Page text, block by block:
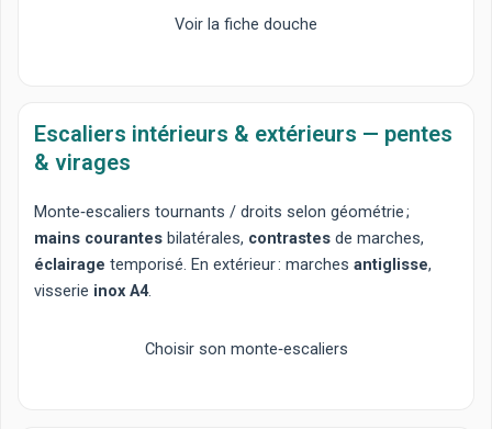
Voir la fiche douche
Escaliers intérieurs & extérieurs — pentes
& virages
Monte‑escaliers tournants /droits selon géométrie ;
mains courantes bilatérales, contrastes de marches,
éclairage temporisé. En extérieur : marchesantiglisse,
visserie inox A4.
Choisir son monte‑escaliers